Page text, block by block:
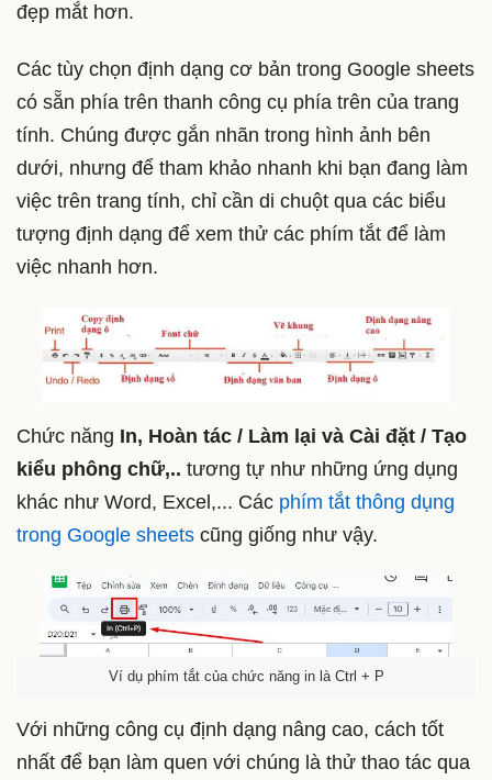
đẹp mắt hơn.
Các tùy chọn định dạng cơ bản trong Google sheets
có sẵn phía trên thanh công cụ phía trên của trang
tính. Chúng được gắn nhãn trong hình ảnh bên
dưới, nhưng để tham khảo nhanh khi bạn đang làm
việc trên trang tính, chỉ cần di chuột qua các biểu
tượng định dạng để xem thử các phím tắt để làm
việc nhanh hơn.
Chức năng In, Hoàn tác / Làm lại và Cài đặt / Tạo
kiểu phông chữ,.. tương tự như những ứng dụng
khác như Word, Excel,... Các phím tắt thông dụng
trong Google sheets cũng giống như vậy.
Ví dụ phím tắt của chức năng in là Ctrl + P
Với những công cụ định dạng nâng cao, cách tốt
nhất để bạn làm quen với chúng là thử thao tác qua